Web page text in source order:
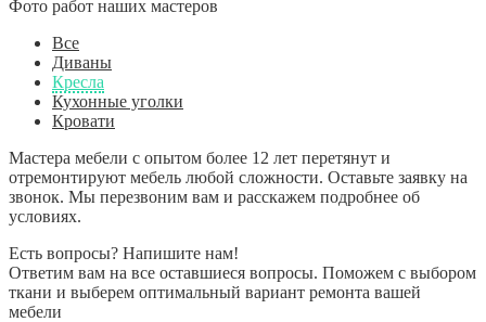
Фото работ наших мастеров
Все
Диваны
Кресла
Кухонные уголки
Кровати
Мастера мебели с опытом более 12 лет перетянут и
отремонтируют мебель любой сложности. Оставьте заявку на
звонок. Мы перезвоним вам и расскажем подробнее об
условиях.
Есть вопросы? Напишите нам!
Ответим вам на все оставшиеся вопросы. Поможем с выбором
ткани и выберем оптимальный вариант ремонта вашей
мебели